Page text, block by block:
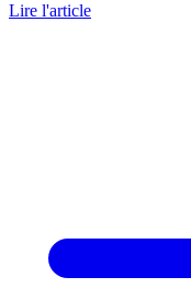
Lire l'article